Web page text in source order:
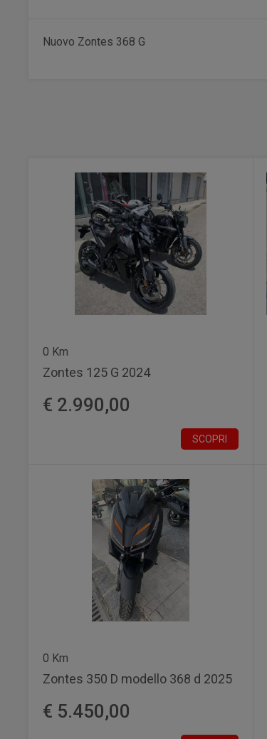
Nuovo Zontes 368 G
0 Km
Zontes 125 G 2024
€ 2.990,00
SCOPRI
0 Km
Zontes 350 D modello 368 d 2025
€ 5.450,00